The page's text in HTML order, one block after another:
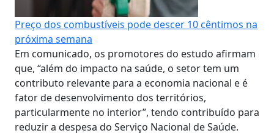
Preço dos combustíveis pode descer 10 cêntimos na
próxima semana
Em comunicado, os promotores do estudo afirmam
que, “além do impacto na saúde, o setor tem um
contributo relevante para a economia nacional e é
fator de desenvolvimento dos territórios,
particularmente no interior”, tendo contribuído para
reduzir a despesa do Serviço Nacional de Saúde.